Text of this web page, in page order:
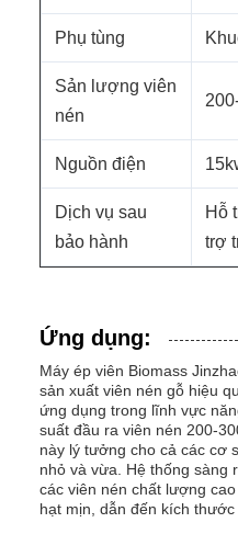
Phụ tùng
Sản lượng viên
nén
Nguồn điện
Dịch vụ sau
bảo hành
Hỗ
trợ
Ứng dụng:
Máy ép viên Biomass
sản xuất viên nén gỗ hiệu
ứng dụng trong lĩnh vực
suất đầu ra viên nén 200-
này lý tưởng cho cả các cơ
nhỏ và vừa. Hệ thống sàng
các viên nén chất lượng
hạt mịn, dẫn đến kích